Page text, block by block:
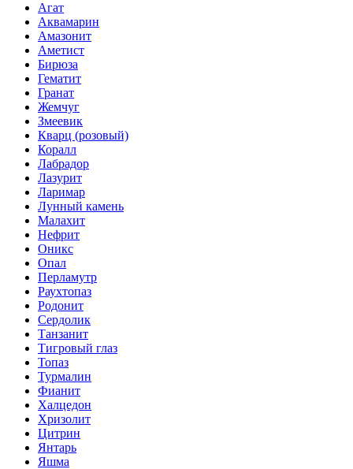
Агат
Аквамарин
Амазонит
Аметист
Бирюза
Гематит
Гранат
Жемчуг
Змеевик
Кварц (розовый)
Коралл
Лабрадор
Лазурит
Ларимар
Лунный камень
Малахит
Нефрит
Оникс
Опал
Перламутр
Раухтопаз
Родонит
Сердолик
Танзанит
Тигровый глаз
Топаз
Турмалин
Фианит
Халцедон
Хризолит
Цитрин
Янтарь
Яшма